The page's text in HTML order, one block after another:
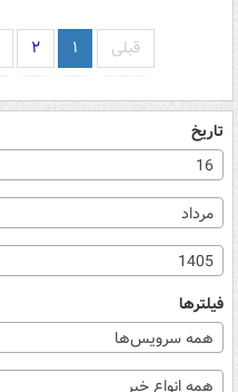
قبلی ۱ ۲
تاریخ
16
مرداد
1405
فیلترها
همه سرویس‌ها
همه انواع خبر